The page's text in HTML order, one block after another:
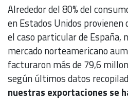
Alrededor del 80% del
en Estados Unidos provienen
el caso particular de España,
mercado norteamericano
facturaron más de 79,6
según últimos datos
nuestras exportaciones se